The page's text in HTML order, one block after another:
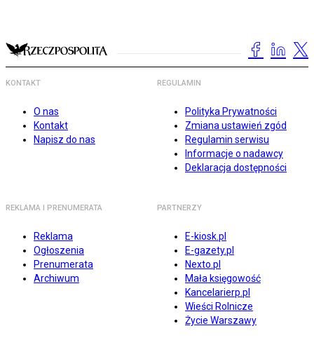
KONTAKT
O nas
Kontakt
Napisz do nas
REGULAMIN
Polityka Prywatności
Zmiana ustawień zgód
Regulamin serwisu
Informacje o nadawcy
Deklaracja dostępności
REKLAMA I PRENUMERATA
Reklama
Ogłoszenia
Prenumerata
Archiwum
PARTNERZY
E-kiosk.pl
E-gazety.pl
Nexto.pl
Mała księgowość
Kancelarierp.pl
Wieści Rolnicze
Życie Warszawy